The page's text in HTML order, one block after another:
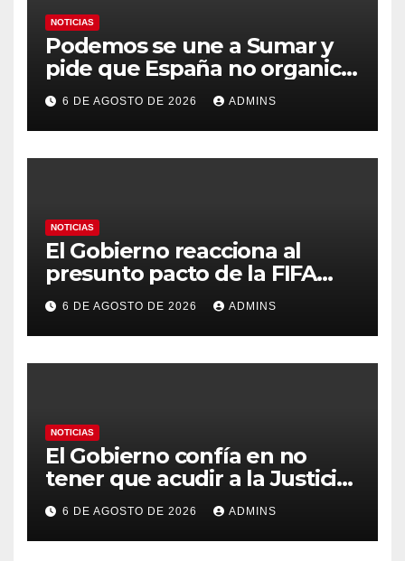
NOTICIAS
Podemos se une a Sumar y
pide que España no organice
el Mundial 2030 con
Marruecos por «atentar
contra la soberanía nacional»
6 DE AGOSTO DE 2026 ADMINS
NOTICIAS
El Gobierno reacciona al
presunto pacto de la FIFA
con Marruecos para acoger la
final del Mundial 2030:
«Tiene que ser en España»
6 DE AGOSTO DE 2026 ADMINS
NOTICIAS
El Gobierno confía en no
tener que acudir a la Justicia
por el reparto de menores
mientras el PP pide la
apertura del Congreso por la
6 DE AGOSTO DE 2026 ADMINS